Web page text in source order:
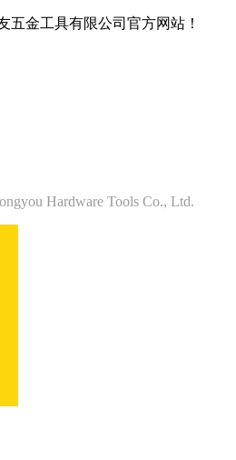
五金工具有限公司官方网站！
Hardware Tools Co., Ltd.